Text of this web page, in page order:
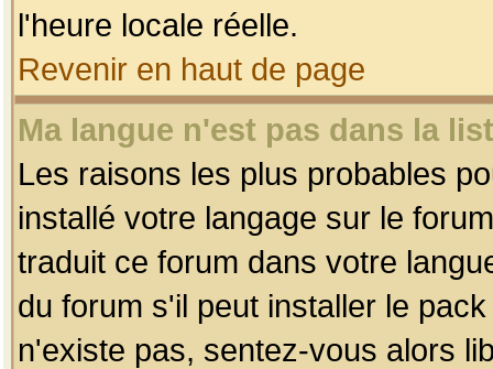
l'heure locale réelle.
Revenir en haut de page
Ma langue n'est pas dans la
Les raisons les plus probables
installé votre langage sur le
traduit ce forum dans votre
du forum s'il peut installer le
n'existe pas, sentez-vous alors